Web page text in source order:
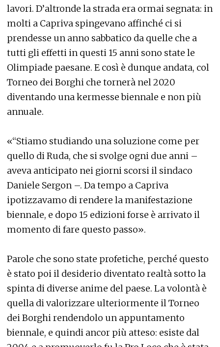
lavori. D’altronde la strada era ormai segnata: in
molti a Capriva spingevano affinché ci si
prendesse un anno sabbatico da quelle che a
tutti gli effetti in questi 15 anni sono state le
Olimpiade paesane. E così è dunque andata, col
Torneo dei Borghi che tornerà nel 2020
diventando una kermesse biennale e non più
annuale.
«“Stiamo studiando una soluzione come per
quello di Ruda, che si svolge ogni due anni –
aveva anticipato nei giorni scorsi il sindaco
Daniele Sergon –. Da tempo a Capriva
ipotizzavamo di rendere la manifestazione
biennale, e dopo 15 edizioni forse è arrivato il
momento di fare questo passo».
Parole che sono state profetiche, perché questo
è stato poi il desiderio diventato realtà sotto la
spinta di diverse anime del paese. La volontà è
quella di valorizzare ulteriormente il Torneo
dei Borghi rendendolo un appuntamento
biennale, e quindi ancor più atteso: esiste dal